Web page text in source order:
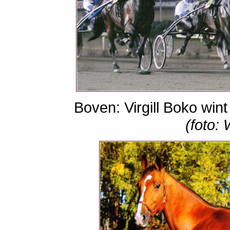
Boven: Virgill Boko
(foto: